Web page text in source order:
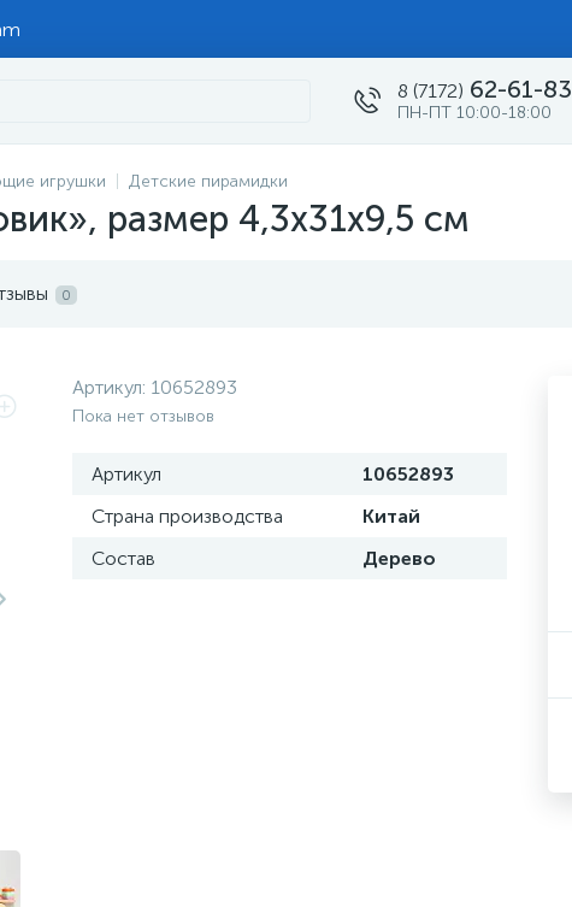
8 (7172) 62-61-83
ПН-ПТ 10:00-18:00
игрушки Детские пирамидки
размер 4,3x31x9,5 см
0
Артикул: 10652893
Пока нет отзывов
Артикул
10652893
Страна производства
Китай
Состав
Дерево